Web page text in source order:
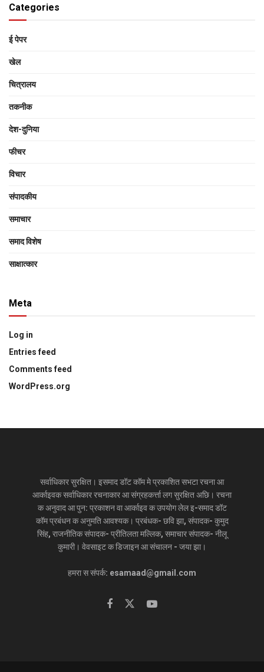
Categories
ई पेपर
खेल
चित्रालय
तकनीक
देश-दुनिया
फीचर
विचार
संपादकीय
समाचार
समाद विशेष
साक्षात्‍कार
Meta
Log in
Entries feed
Comments feed
WordPress.org
सर्वाधिकार सुरक्षित। इसमाद डॉट कॉम मे प्रकाशित सभटा रचना आ
आर्काइवक सर्वाधिकार रचनाकार आ संग्रहकर्त्ता लग सुरक्षित अछि। रचना
क अनुवाद आ पुन: प्रकाशन वा आर्काइव क उपयोग लेल इ-समाद डॉट
कॉम प्रबंधन क अनुमति आवश्यक। प्रबंधक- छवि झा, संपादक- कुमुद
सिंह, राजनीतिक संपादक- प्रीतिलता मल्लिक, समाचार संपादक- नीलू
कुमारी। वेवसाइट क डिजाइन आ संचालन - जया झा।
हमरा स संपर्क: esamaad@gmail.com